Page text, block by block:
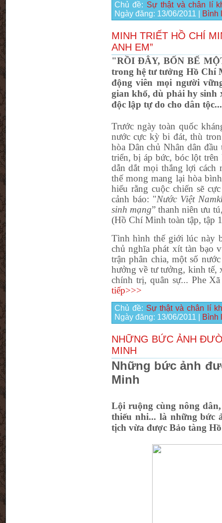
Chủ đề: Sự thật và chân lí
Ngày đăng: 13/06/2011 Bình
MINH TRIẾT HỒ CHÍ
ANH EM”
"RỒI ĐÂY, BỐN BỂ
trong hệ tư tưởng Hồ Chí
động viên mọi người
gian khổ, dù phải hy sinh
độc lập tự do cho dân tộc...
Trước ngày toàn quốc
nước cực kỳ bi đát, thù
hòa Dân chủ Nhân dân
triển, bị áp bức, bóc lột
dẫn dắt mọi thắng lợi cách
thế mong mang lại hòa
hiểu rằng cuộc chiến sẽ
cảnh báo: "Nước Việt Nam
sinh mạng” thanh niên ưu
(Hồ Chí Minh toàn tập, tập
Tình hình thế giới lúc này
chủ nghĩa phát xít tàn bạo
trận phân chia, một số
hưởng về tư tưởng, kinh tế,
chính trị, quân sự... Phe
tiếp>>>
Chủ đề: Sự thật và chân lí
Ngày đăng: 13/06/2011 Bình
NHỮNG BỨC ẢNH
MINH
Những bức ảnh
Minh
Lội ruộng cùng nông
thiếu nhi... là những bức
tịch vừa được Bảo tàng